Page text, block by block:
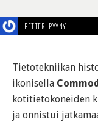
PETTERI PYYNY
Tietotekniikan
ikonisella
kotitietokoneiden
ja onnistui